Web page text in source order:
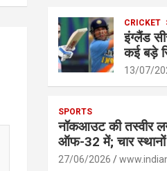
CRICKET
इंग्लैंड
कई बड़े
13/07/
SPORTS
नॉकआउट की तस्वीर
ऑफ-32 में; चार
27/06/2026